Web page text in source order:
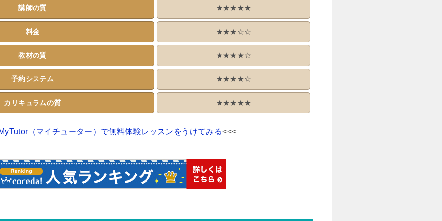
講師の質 ★★★★★
料金 ★★★☆☆
教材の質 ★★★★☆
予約システム ★★★★☆
カリキュラムの質 ★★★★★
（マイチューター）で無料体験レッスンをうけてみる<<<